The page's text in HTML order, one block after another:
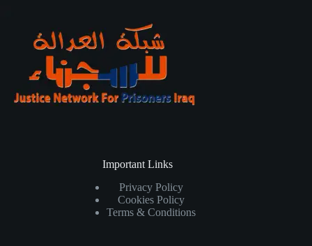
Important Links
Privacy Policy
Cookies Policy
Terms & Conditions